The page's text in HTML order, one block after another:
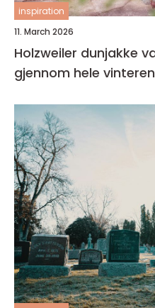
inspiration
11. March 2026
Holzweiler dunjakke varm stilfavoritt
gjennom hele vinteren